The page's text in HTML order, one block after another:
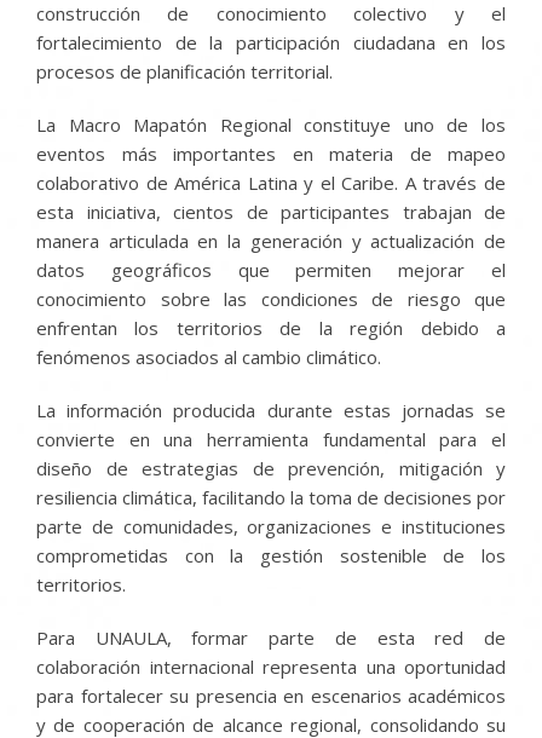
construcción de conocimiento colectivo y el
fortalecimiento de la participación ciudadana en los
procesos de planificación territorial.
La Macro Mapatón Regional constituye uno de los
eventos más importantes en materia de mapeo
colaborativo de América Latina y el Caribe. A través de
esta iniciativa, cientos de participantes trabajan de
manera articulada en la generación y actualización de
datos geográficos que permiten mejorar el
conocimiento sobre las condiciones de riesgo que
enfrentan los territorios de la región debido a
fenómenos asociados al cambio climático.
La información producida durante estas jornadas se
convierte en una herramienta fundamental para el
diseño de estrategias de prevención, mitigación y
resiliencia climática, facilitando la toma de decisiones por
parte de comunidades, organizaciones e instituciones
comprometidas con la gestión sostenible de los
territorios.
Para UNAULA, formar parte de esta red de
colaboración internacional representa una oportunidad
para fortalecer su presencia en escenarios académicos
y de cooperación de alcance regional, consolidando su